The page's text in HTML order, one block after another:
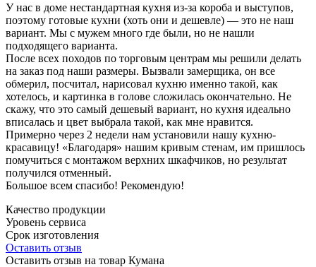
У нас в доме нестандартная кухня из-за короба и выступов,
поэтому готовые кухни (хоть они и дешевле) — это не наш
вариант. Мы с мужем много где были, но не нашли
подходящего варианта.
После всех походов по торговым центрам мы решили делать
на заказ под наши размеры. Вызвали замерщика, он все
обмерил, посчитал, нарисовал кухню именно такой, как
хотелось, и картинка в голове сложилась окончательно. Не
скажу, что это самый дешевый вариант, но кухня идеально
вписалась и цвет выбрала такой, как мне нравится.
Примерно через 2 недели нам установили нашу кухню-
красавицу! «Благодаря» нашим кривым стенам, им пришлось
помучиться с монтажом верхних шкафчиков, но результат
получился отменный.
Большое всем спасибо! Рекомендую!
Качество продукции
Уровень сервиса
Срок изготовления
Оставить отзыв
Оставить отзыв на товар Кумана